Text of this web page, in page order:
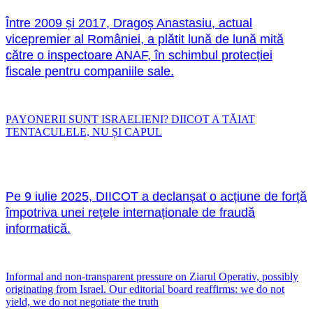
Între 2009 și 2017, Dragoș Anastasiu, actual
vicepremier al României, a plătit lună de lună mită
către o inspectoare ANAF, în schimbul protecției
fiscale pentru companiile sale.
PAYONERII SUNT ISRAELIENI? DIICOT A TĂIAT
TENTACULELE, NU ȘI CAPUL
Pe 9 iulie 2025, DIICOT a declanșat o acțiune de forță
împotriva unei rețele internaționale de fraudă
informatică.
Informal and non-transparent pressure on Ziarul Operativ, possibly
originating from Israel. Our editorial board reaffirms: we do not
yield, we do not negotiate the truth